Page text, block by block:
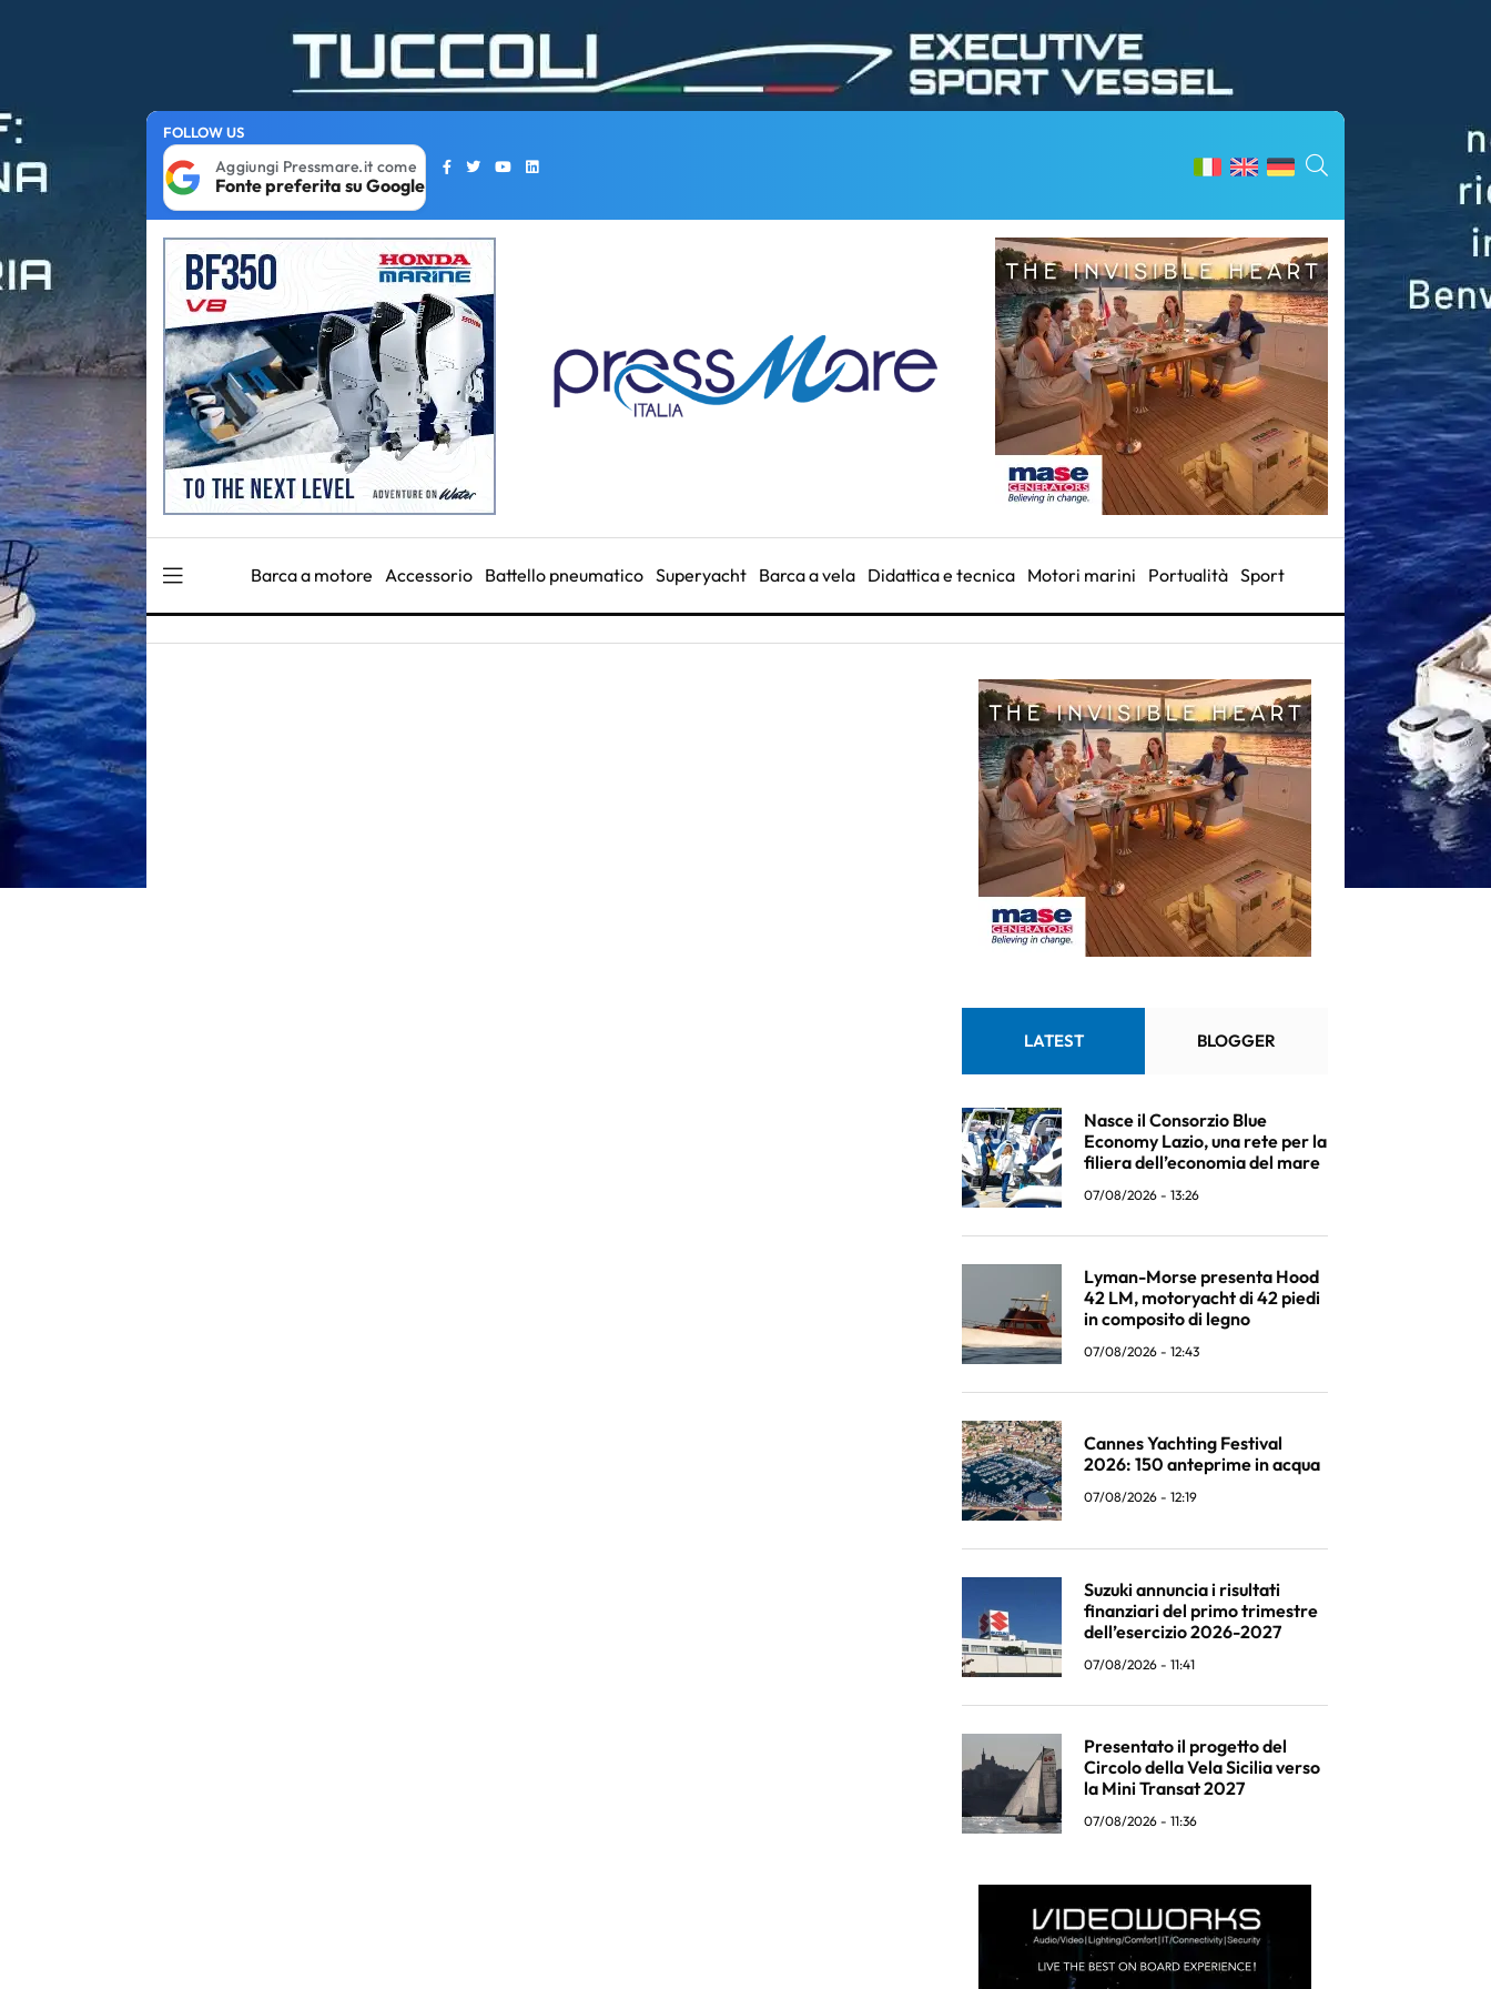
FOLLOW US
Aggiungi Pressmare.it come
Fonte preferita su Google
Barca a motore Accessorio Battello pneumatico Superyacht Barca a vela Didattica e tecnica Motori marini Portualità Sport
LATEST BLOGGER
Nasce il Consorzio Blue
Economy Lazio, una rete per la
filiera dell’economia del mare
07/08/2026 - 13:26
Lyman-Morse presenta Hood
42 LM, motoryacht di 42 piedi
in composito di legno
07/08/2026 - 12:43
Cannes Yachting Festival
2026: 150 anteprime in acqua
07/08/2026 - 12:19
Suzuki annuncia i risultati
finanziari del primo trimestre
dell’esercizio 2026-2027
07/08/2026 - 11:41
Presentato il progetto del
Circolo della Vela Sicilia verso
la Mini Transat 2027
07/08/2026 - 11:36